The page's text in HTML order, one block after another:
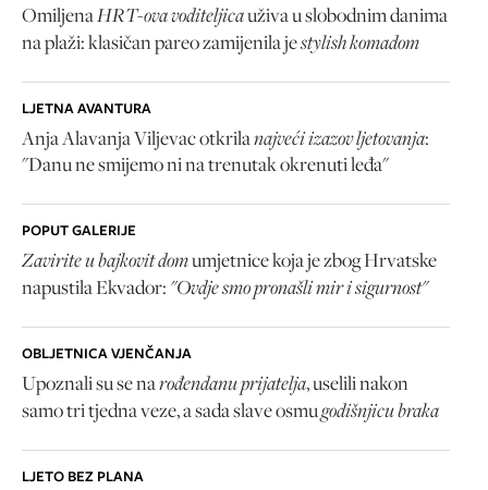
OmiljenaHRT-ova voditeljicauživa u slobodnim danima
na plaži: klasičan pareo zamijenila jestylish komadom
LJETNA AVANTURA
Anja Alavanja Viljevac otkrilanajveći izazov ljetovanja:
"Danu ne smijemo ni na trenutak okrenuti leđa"
POPUT GALERIJE
Zavirite u bajkovit domumjetnice koja je zbog Hrvatske
napustila Ekvador: "Ovdje smo pronašli mir i sigurnost"
OBLJETNICA VJENČANJA
Upoznali su se narođendanu prijatelja, uselili nakon
samo tri tjedna veze, a sada slave osmugodišnjicu braka
LJETO BEZ PLANA